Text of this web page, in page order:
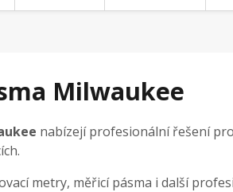
Milwaukee
nabízejí profesionální řešení
metry, měřicí pásma i další